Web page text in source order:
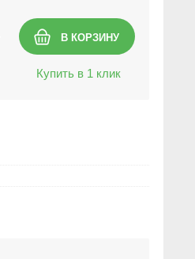
Купить в 1 клик